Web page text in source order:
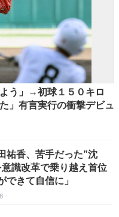
よう」→初球１５０キロ
」有言実行の衝撃デビュ
祐香、苦手だった”沈
識改革で乗り越え首位
できて自信に」